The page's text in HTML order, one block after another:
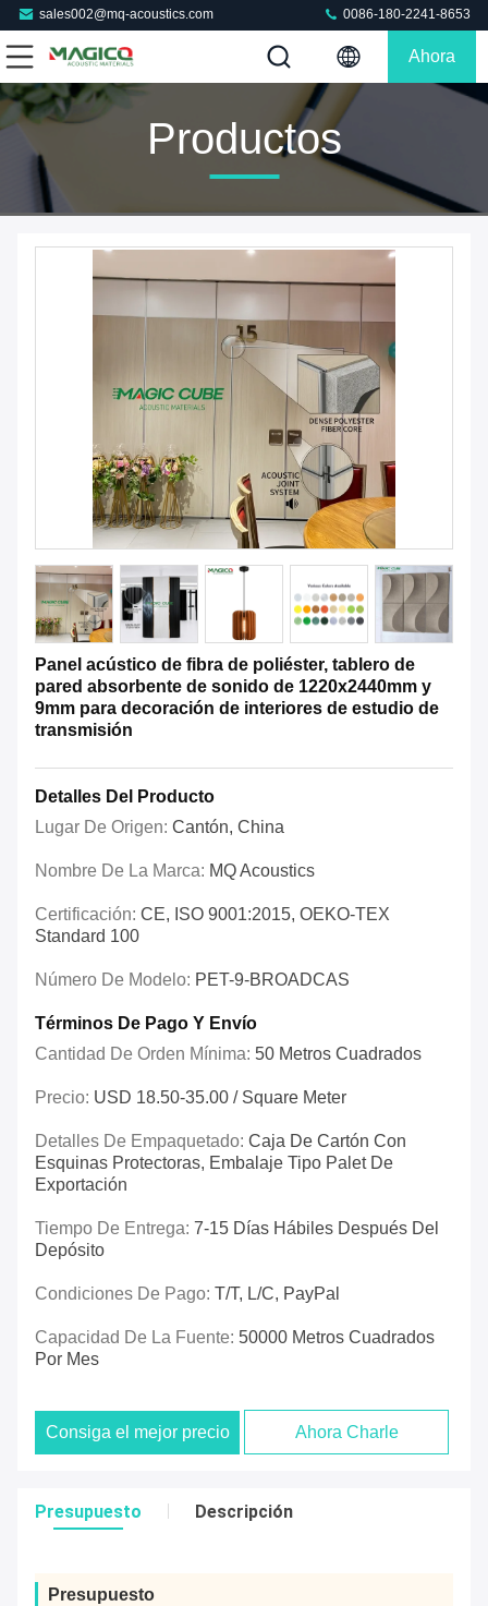
sales002@mq-acoustics.com 0086-180-2241-8653
Ahora
Productos
Panel acústico de fibra de poliéster, tablero de
pared absorbente de sonido de 1220x2440mm y
9mm para decoración de interiores de estudio de
transmisión
Detalles Del Producto
Lugar De Origen: Cantón, China
Nombre De La Marca: MQ Acoustics
Certificación: CE, ISO 9001:2015, OEKO-TEX
Standard 100
Número De Modelo: PET-9-BROADCAS
Términos De Pago Y Envío
Cantidad De Orden Mínima: 50 Metros Cuadrados
Precio: USD 18.50-35.00 / Square Meter
Detalles De Empaquetado: Caja De Cartón Con
Esquinas Protectoras, Embalaje Tipo Palet De
Exportación
Tiempo De Entrega: 7-15 Días Hábiles Después Del
Depósito
Condiciones De Pago: T/T, L/C, PayPal
Capacidad De La Fuente: 50000 Metros Cuadrados
Por Mes
Consiga el mejor precio Ahora Charle
Presupuesto Descripción
Presupuesto